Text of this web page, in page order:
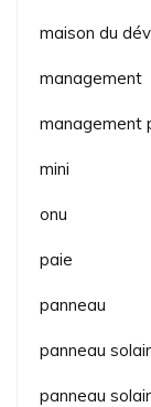
maison du
management
management
mini
onu
paie
panneau
panneau
panneau